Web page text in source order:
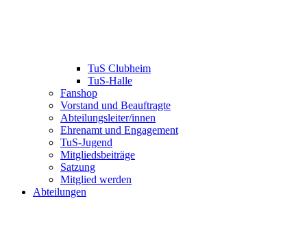
TuS Clubheim
TuS-Halle
Fanshop
Vorstand und Beauftragte
Abteilungsleiter/innen
Ehrenamt und Engagement
TuS-Jugend
Mitgliedsbeiträge
Satzung
Mitglied werden
Abteilungen